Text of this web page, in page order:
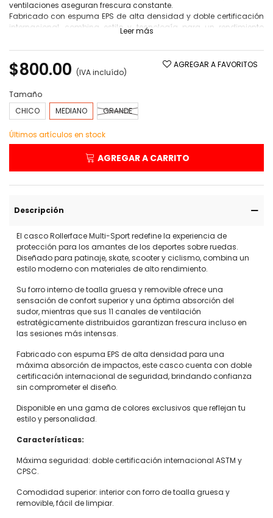
ventilaciones aseguran frescura constante.
Fabricado con espuma EPS de alta densidad y doble certificación
internacional, combina estilo y tecnología para un rendimiento
Leer más
$800.00 (IVA incluído)
AGREGAR A FAVORITOS
Tamaño
CHICO
MEDIANO GRANDE
Últimos artículos en stock
AGREGAR A CARRITO
Descripción
El casco Rollerface Multi-Sport redefine la experiencia de
protección para los amantes de los deportes sobre ruedas.
Diseñado para patinaje, skate, scooter y ciclismo, combina un
estilo moderno con materiales de alto rendimiento.
Su forro interno de toalla gruesa y removible ofrece una
sensación de confort superior y una óptima absorción del
sudor, mientras que sus 11 canales de ventilación
estratégicamente distribuidos garantizan frescura incluso en
las sesiones más intensas.
Fabricado con espuma EPS de alta densidad para una
máxima absorción de impactos, este casco cuenta con doble
certificación internacional de seguridad, brindando confianza
sin comprometer el diseño.
Disponible en una gama de colores exclusivos que reflejan tu
estilo y personalidad.
Características:
Máxima seguridad: doble certificación internacional ASTM y
CPSC.
Comodidad superior: interior con forro de toalla gruesa y
removible, fácil de limpiar.